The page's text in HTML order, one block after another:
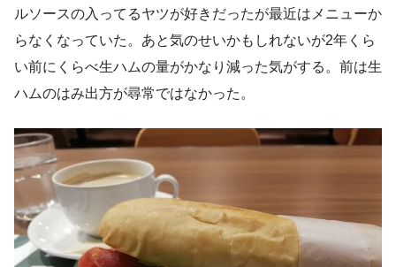
ルソースの入ってるヤツが好きだったが最近はメニューか
らなくなっていた。あと気のせいかもしれないが2年くら
い前にくらべ生ハムの量がかなり減った気がする。前は生
ハムのはみ出方が尋常ではなかった。